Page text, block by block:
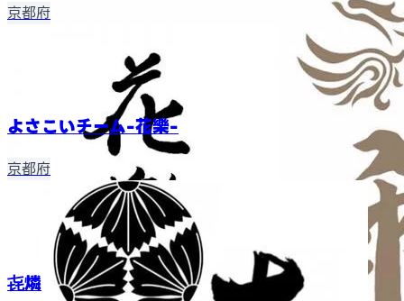
京都府
よさこいチーム-花樂-
京都府
㐂燐